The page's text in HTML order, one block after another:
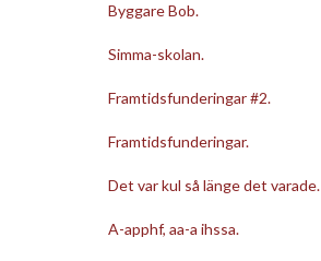
Byggare Bob.
Simma-skolan.
Framtidsfunderingar #2.
Framtidsfunderingar.
Det var kul så länge det varade.
A-apphf, aa-a ihssa.